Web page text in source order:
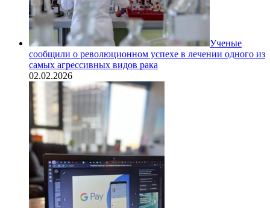
Ученые
сообщили о революционном успехе в лечении одного из
самых агрессивных видов рака
02.02.2026